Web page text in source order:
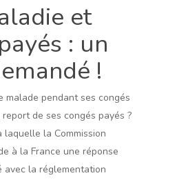
et
: un
!
malade pendant ses congés
de ses congés payés ?
laquelle la Commission
à la France une réponse
avec la réglementation